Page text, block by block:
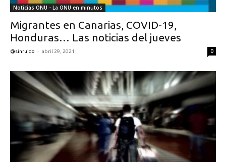
Noticias ONU - La ONU en minutos
Migrantes en Canarias, COVID-19,
Honduras… Las noticias del jueves
@sinruido - abril 29, 2021 0